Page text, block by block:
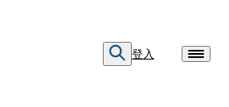
登入